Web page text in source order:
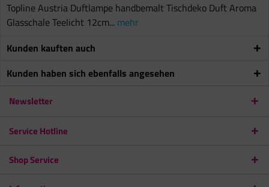
Topline Austria Duftlampe handbemalt Tischdeko Duft Aroma
Glasschale Teelicht 12cm... mehr
Kunden kauften auch
Kunden haben sich ebenfalls angesehen
Newsletter
Service Hotline
Shop Service